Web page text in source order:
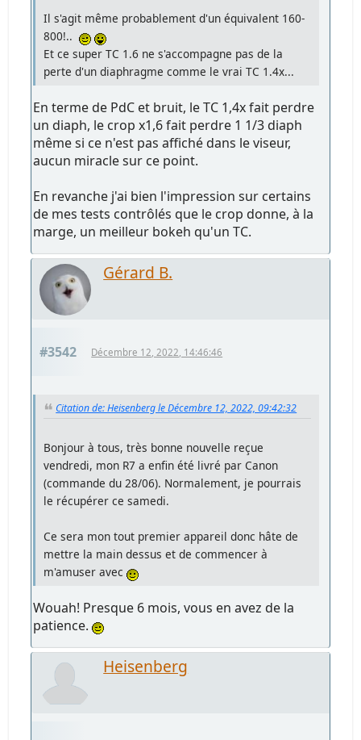
Il s'agit même probablement d'un équivalent 160-
800!..
Et ce super TC 1.6 ne s'accompagne pas de la
perte d'un diaphragme comme le vrai TC 1.4x...
En terme de PdC et bruit, le TC 1,4x fait perdre
un diaph, le crop x1,6 fait perdre 1 1/3 diaph
même si ce n'est pas affiché dans le viseur,
aucun miracle sur ce point.
En revanche j'ai bien l'impression sur certains
de mes tests contrôlés que le crop donne, à la
marge, un meilleur bokeh qu'un TC.
Gérard B.
#3542 Décembre 12, 2022, 14:46:46
Citation de: Heisenberg le Décembre 12, 2022, 09:42:32
Bonjour à tous, très bonne nouvelle reçue
vendredi, mon R7 a enfin été livré par Canon
(commande du 28/06). Normalement, je pourrais
le récupérer ce samedi.
Ce sera mon tout premier appareil donc hâte de
mettre la main dessus et de commencer à
m'amuser avec
Wouah! Presque 6 mois, vous en avez de la
patience.
Heisenberg